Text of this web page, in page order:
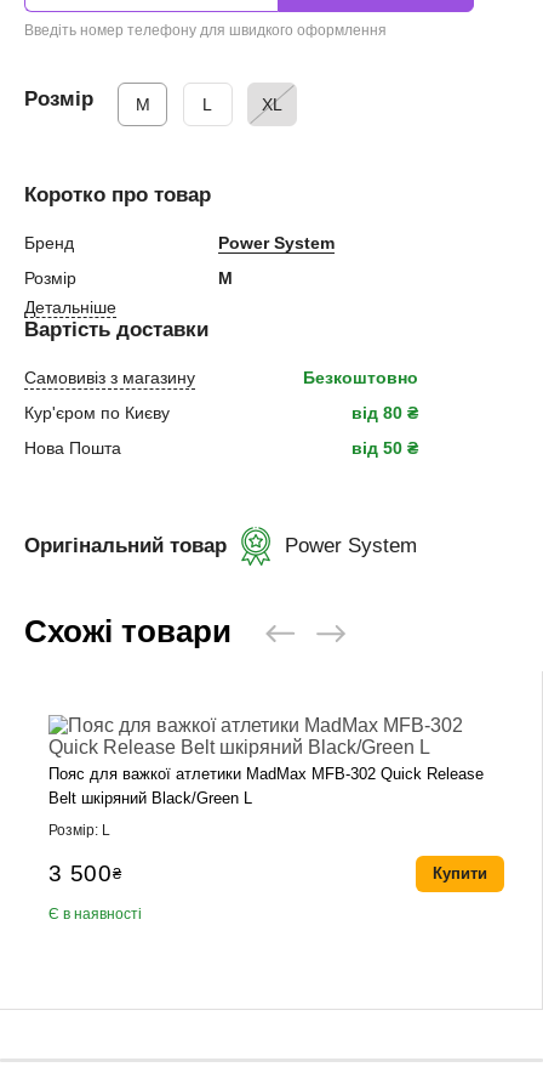
Введіть номер телефону для швидкого оформлення
Розмір M L XL
Коротко про товар
Бренд
Power System
Розмір
M
Детальніше
Вартість доставки
Самовивіз з магазину
Безкоштовно
Кур'єром по Києву
від 80 ₴
Нова Пошта
від 50 ₴
Оригінальний товар Power System
Схожі товари
Пояс для важкої атлетики MadMax MFB-302 Quick Release
Belt шкіряний Black/Green L
Розмір: L
3 500₴
Є в наявності
Купити